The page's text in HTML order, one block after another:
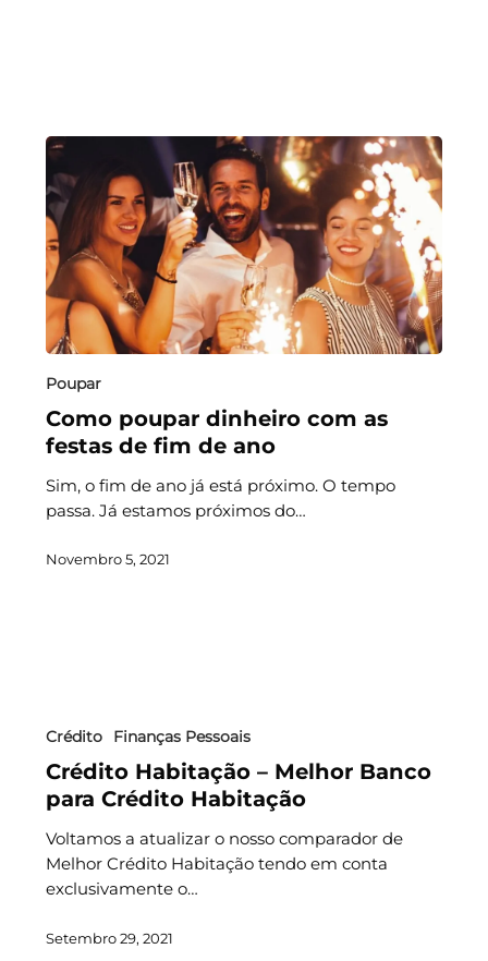
Poupar
Como poupar dinheiro com as
festas de fim de ano
Sim, o fim de ano já está próximo. O tempo
passa. Já estamos próximos do…
Novembro 5, 2021
Crédito Finanças Pessoais
Crédito Habitação – Melhor Banco
para Crédito Habitação
Voltamos a atualizar o nosso comparador de
Melhor Crédito Habitação tendo em conta
exclusivamente o…
Setembro 29, 2021